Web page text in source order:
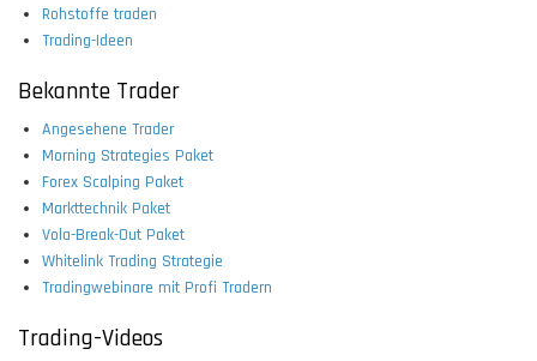
Rohstoffe traden
Trading-Ideen
Bekannte Trader
Angesehene Trader
Morning Strategies Paket
Forex Scalping Paket
Markttechnik Paket
Vola-Break-Out Paket
Whitelink Trading Strategie
Tradingwebinare mit Profi Tradern
Trading-Videos